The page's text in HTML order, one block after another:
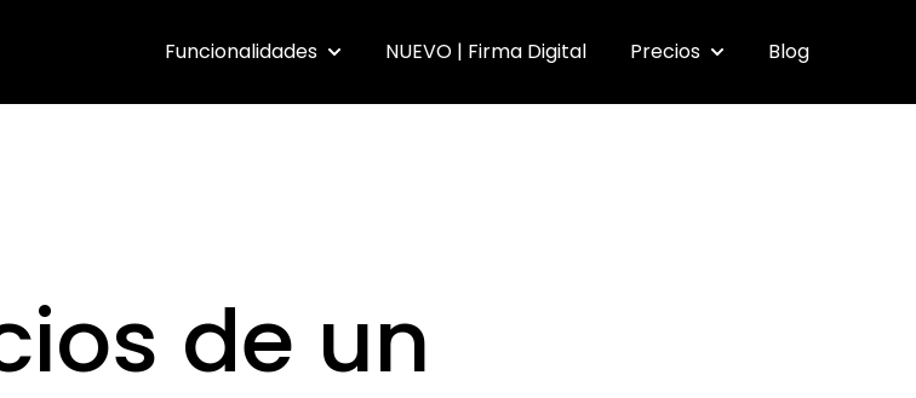
Funcionalidades Show submenu for Funcionalidades
NUEVO | Firma Digital Precios Show submenu for
Blog
de un